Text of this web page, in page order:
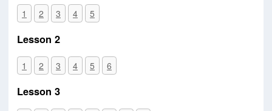
1 2 3 4 5
Lesson 2
1 2 3 4 5 6
Lesson 3